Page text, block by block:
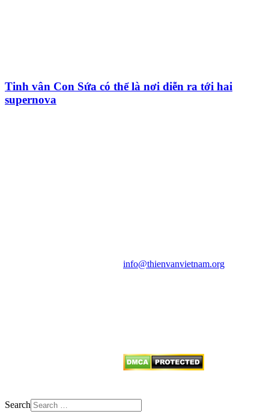
Tinh vân Con Sứa có thể là nơi diễn ra tới hai
supernova
info@thienvanvietnam.org
Search